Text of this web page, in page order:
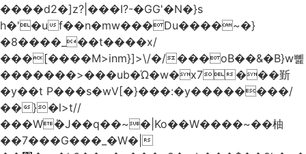
����d2�]z?|���I?-�GG'�N�}s
h�'�uf��n�mw���Du����~�}
�8����_��t����x/
���[����M>inm}]>\/�/���oB��&�B}w뼱
�������>���ub�Ώ�w�x7���斳
�y��t P���s�wV[�}���:�y��������/
��}�l>t//
���Wٝ�J��q��~�|Ko��W����~��柚
��7���G���_�W�|